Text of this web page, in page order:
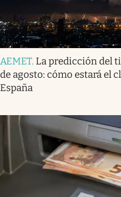
AEMET. La predicción del
de agosto: cómo estará el
España